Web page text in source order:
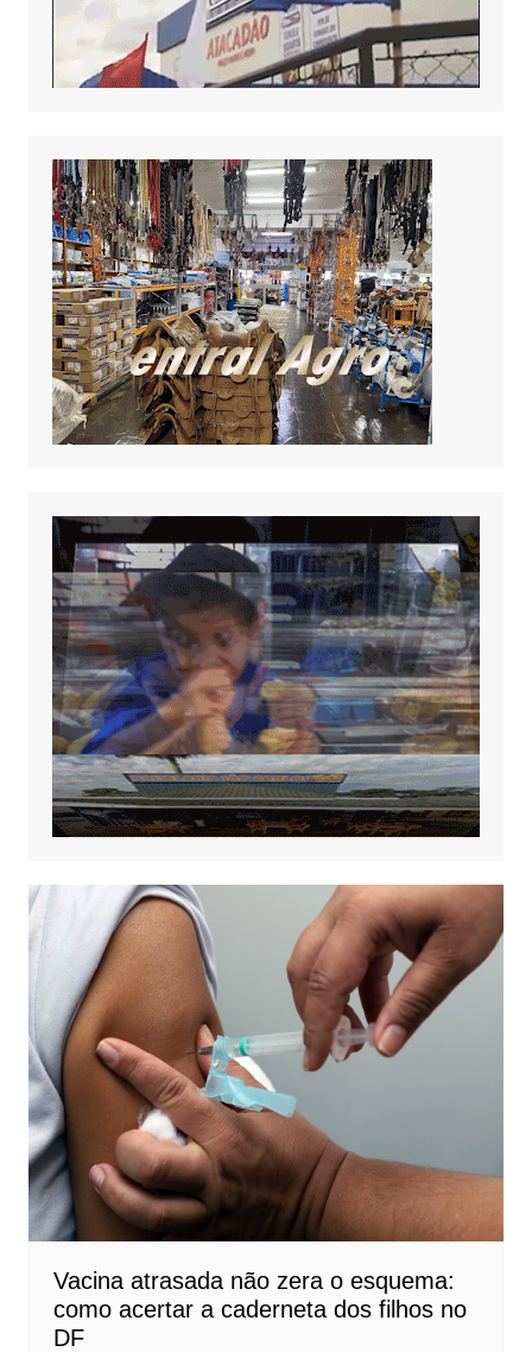
Vacina atrasada não zera o esquema:
como acertar a caderneta dos filhos no
DF